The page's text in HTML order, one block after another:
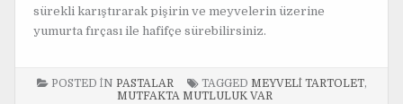
sürekli karıştırarak pişirin ve meyvelerin üzerine
yumurta fırçası ile hafifçe sürebilirsiniz.
POSTED IN PASTALAR TAGGED MEYVELI TARTOLET,
MUTFAKTA MUTLULUK VAR